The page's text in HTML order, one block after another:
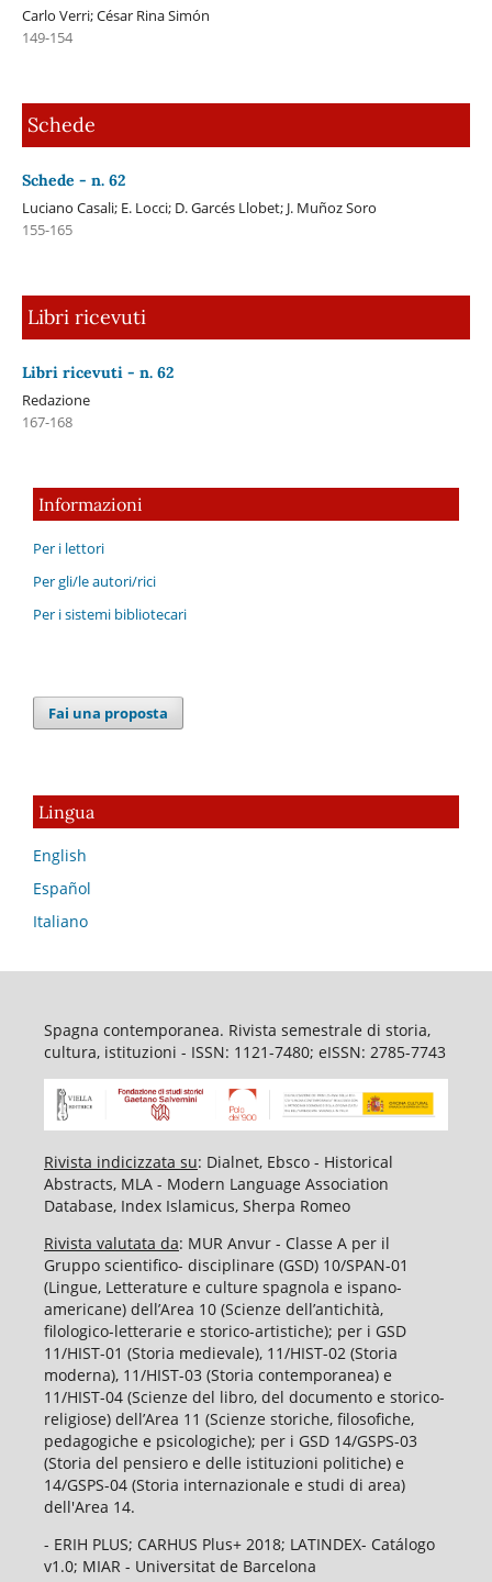
Carlo Verri; César Rina Simón
149-154
Schede
Schede - n. 62
Luciano Casali; E. Locci; D. Garcés Llobet; J. Muñoz Soro
155-165
Libri ricevuti
Libri ricevuti - n. 62
Redazione
167-168
Informazioni
Per i lettori
Per gli/le autori/rici
Per i sistemi bibliotecari
Fai una proposta
Lingua
English
Español
Italiano
Spagna contemporanea. Rivista semestrale di storia,
cultura, istituzioni - ISSN: 1121-7480; eISSN: 2785-7743
Rivista indicizzata su: Dialnet, Ebsco - Historical
Abstracts, MLA - Modern Language Association
Database, Index Islamicus, Sherpa Romeo
Rivista valutata da: MUR Anvur - Classe A per il
Gruppo scientifico- disciplinare (GSD) 10/SPAN-01
(Lingue, Letterature e culture spagnola e ispano-
americane) dell’Area 10 (Scienze dell’antichità,
filologico-letterarie e storico-artistiche); per i GSD
11/HIST-01 (Storia medievale), 11/HIST-02 (Storia
moderna), 11/HIST-03 (Storia contemporanea) e
11/HIST-04 (Scienze del libro, del documento e storico-
religiose) dell’Area 11 (Scienze storiche, filosofiche,
pedagogiche e psicologiche); per i GSD 14/GSPS-03
(Storia del pensiero e delle istituzioni politiche) e
14/GSPS-04 (Storia internazionale e studi di area)
dell'Area 14.
- ERIH PLUS; CARHUS Plus+ 2018; LATINDEX- Catálogo
v1.0; MIAR - Universitat de Barcelona